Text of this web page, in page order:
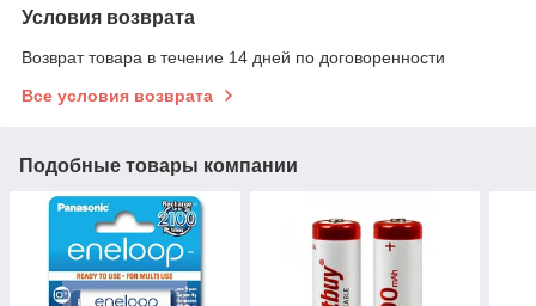
Условия возврата
Возврат товара в течение 14 дней по договоренности
Все условия возврата
Подобные товары компании